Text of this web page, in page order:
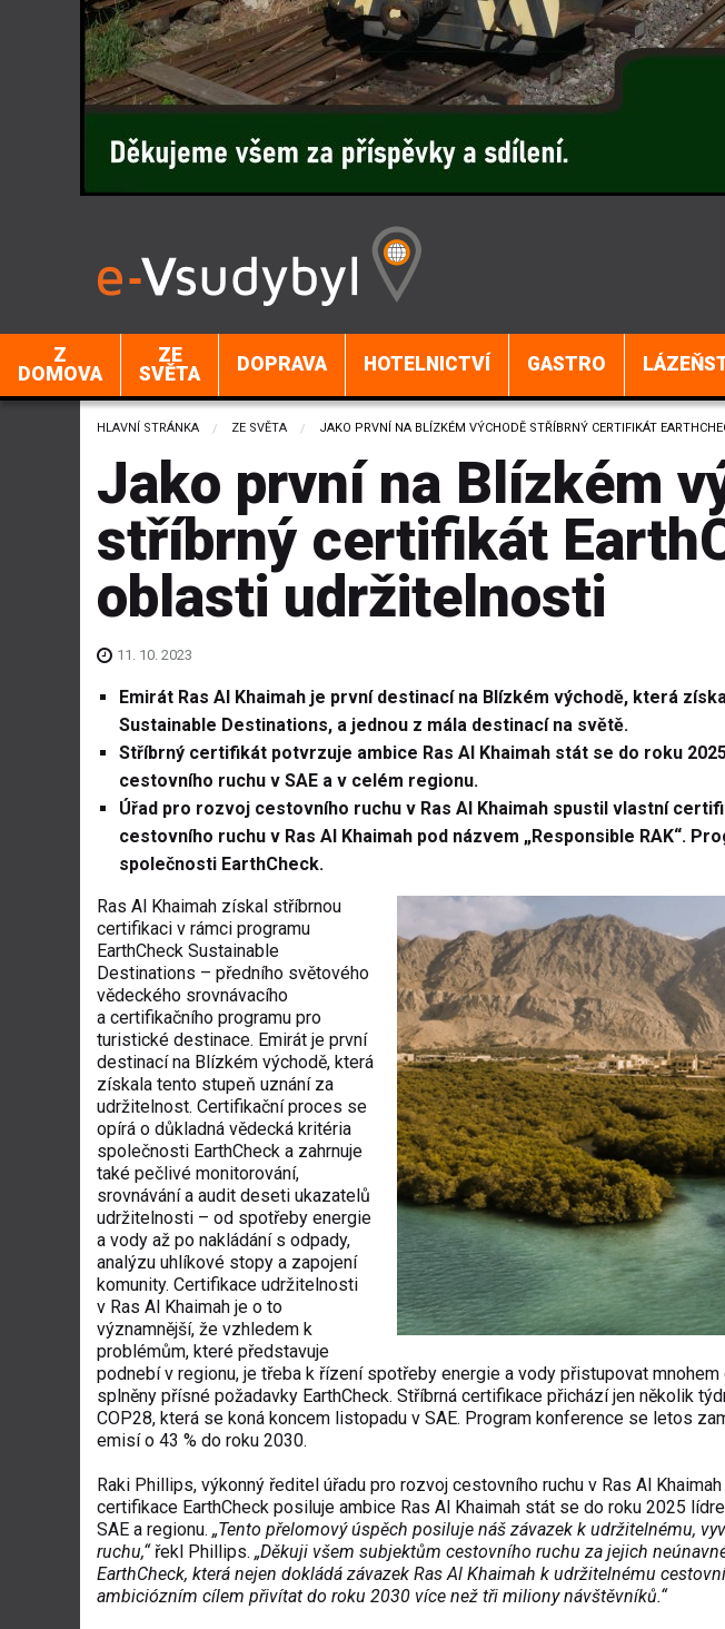
Z
DOMOVA
ZE
SVĚTA
DOPRAVA HOTELNICTVÍ GASTRO
HLAVNÍ STRÁNKA ZE SVĚTA CURRENT:
JAKO PRVNÍ NA BLÍZKÉM VÝCHODĚ STŘÍBRNÝ CERTIFIKÁT
Jako první na Blízkém
stříbrný certifikát
oblasti udržitelnosti
11. 10. 2023
Emirát Ras Al Khaimah je první destinací na Blízkém východě, která
Sustainable Destinations, a jednou z mála destinací na světě.
Stříbrný certifikát potvrzuje ambice Ras Al Khaimah stát se do roku
cestovního ruchu v SAE a v celém regionu.
Úřad pro rozvoj cestovního ruchu v Ras Al Khaimah spustil vlastní
cestovního ruchu v Ras Al Khaimah pod názvem „Responsible RAK“.
společnosti EarthCheck.
Ras Al Khaimah získal stříbrnou
certifikaci v rámci programu
EarthCheck Sustainable
Destinations – předního světového
vědeckého srovnávacího
a certifikačního programu pro
turistické destinace. Emirát je první
destinací na Blízkém východě, která
získala tento stupeň uznání za
udržitelnost. Certifikační proces se
opírá o důkladná vědecká kritéria
společnosti EarthCheck a zahrnuje
také pečlivé monitorování,
srovnávání a audit deseti ukazatelů
udržitelnosti – od spotřeby energie
a vody až po nakládání s odpady,
analýzu uhlíkové stopy a zapojení
komunity. Certifikace udržitelnosti
v Ras Al Khaimah je o to
významnější, že vzhledem k
problémům, které představuje
podnebí v regionu, je třeba k řízení spotřeby energie a vody přistupovat
splněny přísné požadavky EarthCheck. Stříbrná certifikace přichází jen několik
COP28, která se koná koncem listopadu v SAE. Program konference se letos
emisí o 43 % do roku 2030.
Raki Phillips, výkonný ředitel úřadu pro rozvoj cestovního ruchu v Ras Al
certifikace EarthCheck posiluje ambice Ras Al Khaimah stát se do roku 2025
SAE a regionu. „Tento přelomový úspěch posiluje náš závazek k udržitelnému,
ruchu,“ řekl Phillips. „Děkuji všem subjektům cestovního ruchu za jejich
EarthCheck, která nejen dokládá závazek Ras Al Khaimah k udržitelnému
ambiciózním cílem přivítat do roku 2030 více než tři miliony návštěvníků.“